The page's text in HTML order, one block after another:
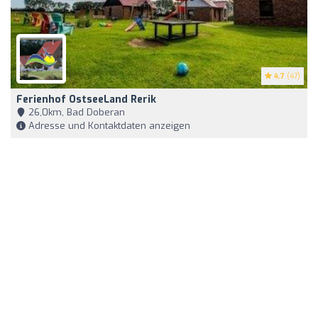
4.7 (47)
Ferienhof OstseeLand Rerik
26,0km, Bad Doberan
Adresse und Kontaktdaten anzeigen